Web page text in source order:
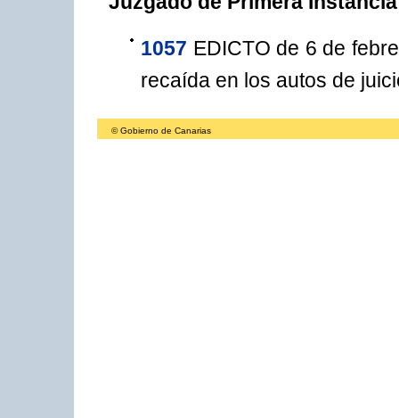
1057 EDICTO de 6 de
recaída en los autos de
© Gobierno de Canarias